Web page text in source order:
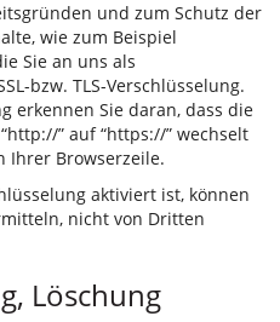
und zum Schutz der
wie zum Beispiel
Sie an uns als
bzw. TLS-Verschlüsselung.
erkennen Sie daran, dass die
” auf “https://” wechselt
Ihrer Browserzeile.
aktiviert ist, können
nicht von Dritten
Löschung